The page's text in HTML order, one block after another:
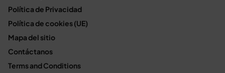
Política de Privacidad
Política de cookies (UE)
Mapa del sitio
Contáctanos
Terms and Conditions